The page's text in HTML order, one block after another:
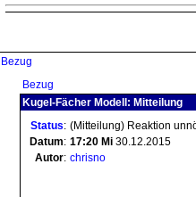
Bezug
Bezug
Kugel-Fächer Modell: Mitteilung
Status: (Mitteilung) Reaktion
Datum: 17:20 Mi 30.12.2015
Autor: chrisno